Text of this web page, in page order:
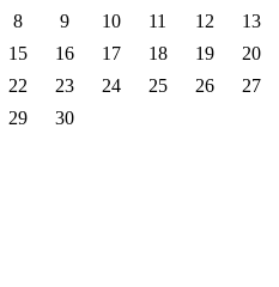
8
9 10 11 12
13
15
16 17 18 19
20
22
23 24 25 26
27
29
30